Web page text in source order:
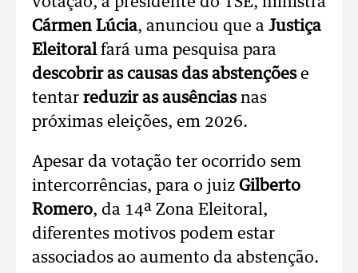
Cármen Lúcia, anunciou que a Justiça
Eleitoralfará uma pesquisa para
descobrir as causas das abstençõese
tentar reduzir as ausênciasnas
próximas eleições, em 2026.
Apesar da votação ter ocorrido sem
intercorrências, para o juiz Gilberto
Romero, da 14ª Zona Eleitoral,
diferentes motivos podem estar
associados ao aumento da abstenção.